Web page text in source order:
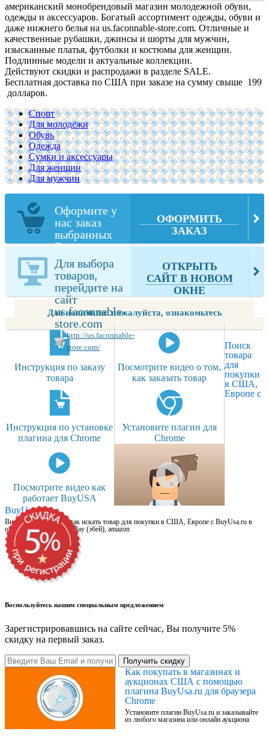
американский монобрендовый магазин молодежной обуви,
одежды и аксессуаров. Богатый ассортимент одежды, обуви и
даже нижнего белья на us.faconnable-store.com. Отличные и
качественные рубашки, джинсы и шорты для мужчин,
изысканные платья, футболки и костюмы для женщин.
Подлинные модели и актуальные коллекции.
Действуют скидки и распродажи в разделе SALE.
Бесплатная доставка по США при заказе на сумму свыше 199
долларов.
Спорт
Для молодёжи
Обувь
Одежда
Сумки и аксессуары
Для женщин
Для мужчин
Оформите у
нас заказ
выбранных
Вами товаров
из
us.faconnable-
store.com
ОФОРМИТЬ
ЗАКАЗ
Для выбора
товаров,
перейдите на
сайт
us.faconnable-
store.com
http://us.faconnable-
store.com/
ОТКРЫТЬ
САЙТ В НОВОМ
ОКНЕ
Для новичков: пожалуйста, ознакомьтесь
Инструкция по заказу
товара
Посмотрите видео о том,
как заказать товар
Инструкция по установке
плагина для Chrome
Установите плагин для
Chrome
Посмотрите видео как
работает BuyUSA
Поиск
товара
для
покупки
в США,
Европе с
BuyUsa.ru
Видео для новичков: как искать товар для покупки в США, Европе с BuyUsa.ru в
онлайн магазинах, на eBay (эбей), amazon
Воспользуйтесь нашим специальным предложением
Зарегистрировавшись на сайте сейчас, Вы получите 5%
скидку на первый заказ.
Получить скидку
Как покупать в магазинах и
аукционах США с помощью
плагина BuyUsa.ru для браузера
Chrome
Установите плагин BuyUsa.ru и заказывайте
из любого магазина или онлайн аукциона